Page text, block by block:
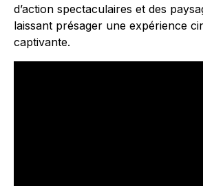
d’action spectaculaires et des
laissant présager une expérience
captivante.